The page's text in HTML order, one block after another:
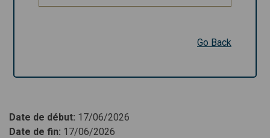
Go Back
Date de début: 17/06/2026
Date de fin: 17/06/2026